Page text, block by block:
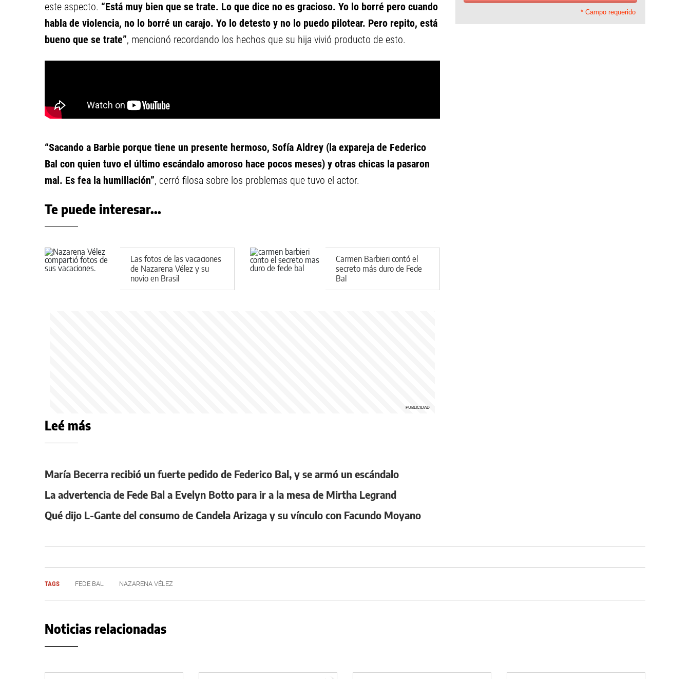
este aspecto. “Está muy bien que se trate. Lo que dice no es gracioso. Yo lo borré pero cuando
habla de violencia, no lo borré un carajo. Yo lo detesto y no lo puedo pilotear. Pero repito, está
bueno que se trate”, mencionó recordando los hechos que su hija vivió producto de esto.
“Sacando a Barbie porque tiene un presente hermoso, Sofía Aldrey (la expareja de Federico
Bal con quien tuvo el último escándalo amoroso hace pocos meses) y otras chicas la pasaron
mal. Es fea la humillación”, cerró filosa sobre los problemas que tuvo el actor.
Te puede interesar...
Las fotos de las vacaciones
de Nazarena Vélez y su
novio en Brasil
Carmen Barbieri contó el
secreto más duro de Fede
Bal
* Campo requerido
Leé más
María Becerra recibió un fuerte pedido de Federico Bal, y se armó un escándalo
La advertencia de Fede Bal a Evelyn Botto para ir a la mesa de Mirtha Legrand
Qué dijo L-Gante del consumo de Candela Arizaga y su vínculo con Facundo Moyano
TAGS FEDE BAL NAZARENA VÉLEZ
Noticias relacionadas